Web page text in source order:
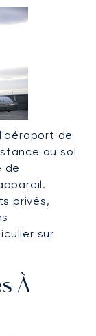
de
au sol
de
privés,
sur
À